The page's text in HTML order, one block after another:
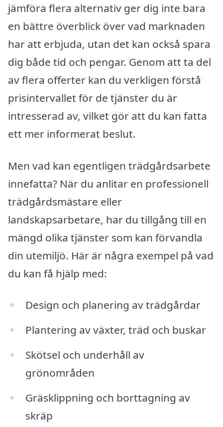
jämföra flera alternativ ger dig inte bara
en bättre överblick över vad marknaden
har att erbjuda, utan det kan också spara
dig både tid och pengar. Genom att ta del
av flera offerter kan du verkligen förstå
prisintervallet för de tjänster du är
intresserad av, vilket gör att du kan fatta
ett mer informerat beslut.
Men vad kan egentligen trädgårdsarbete
innefatta? När du anlitar en professionell
trädgårdsmästare eller
landskapsarbetare, har du tillgång till en
mängd olika tjänster som kan förvandla
din utemiljö. Här är några exempel på vad
du kan få hjälp med:
Design och planering av trädgårdar
Plantering av växter, träd och buskar
Skötsel och underhåll av
grönområden
Gräsklippning och borttagning av
skräp